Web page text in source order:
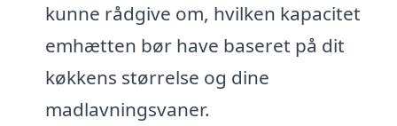
kunne rådgive om, hvilken kapacitet
emhætten bør have baseret på dit
køkkens størrelse og dine
madlavningsvaner.